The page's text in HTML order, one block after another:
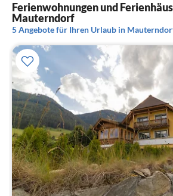
Ferienwohnungen und
Mauterndorf
5 Angebote für Ihren Urlaub in